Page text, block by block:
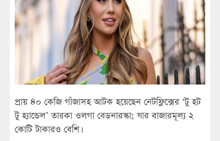
প্রায় ৪০ কেজি গাঁজাসহ আটক হয়েছেন নেটফ্লিক্সের ‘টু হট
টু হ্যান্ডেল’ তারকা ওলগা বেডনারস্কা; যার বাজারমূল্য ২
কোটি টাকারও বেশি।